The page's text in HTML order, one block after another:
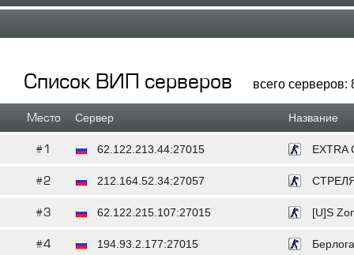
Список ВИП серверов всего серверов:
Место Сервер Название
#1 62.122.213.44:27015 EXTRA
#2 212.164.52.34:27057
#3 62.122.215.107:27015 [U]S
#4 194.93.2.177:27015